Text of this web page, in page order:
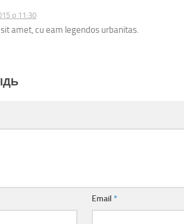
о 11:30
amet, cu eam legendos urbanitas.
Email*